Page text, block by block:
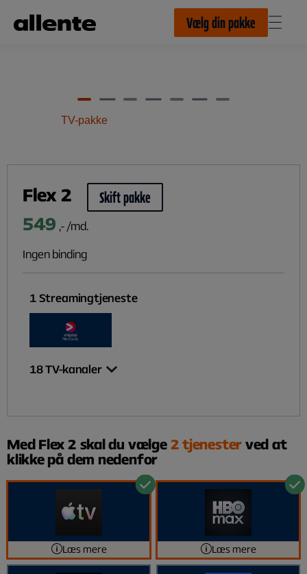
Vælg din pakke
TV-pakke
Flex 2 Skift pakke
549 ,- /md.
Ingen binding
1Streamingtjeneste
18TV-kanaler
Med Flex 2 skal du vælge 2 tjenester ved at
klikke på dem nedenfor
Læs mere Læs mere